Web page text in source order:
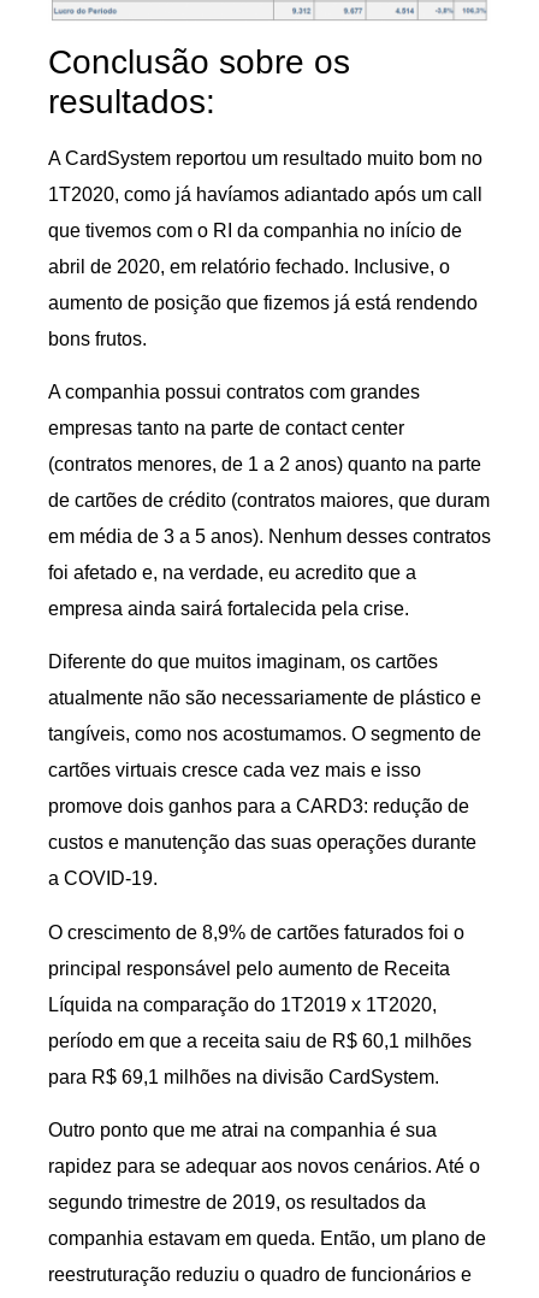
Conclusão sobre os
resultados:
A CardSystem reportou um resultado muito bom no
1T2020, como já havíamos adiantado após um call
que tivemos com o RI da companhia no início de
abril de 2020, em relatório fechado. Inclusive, o
aumento de posição que fizemos já está rendendo
bons frutos.
A companhia possui contratos com grandes
empresas tanto na parte de contact center
(contratos menores, de 1 a 2 anos) quanto na parte
de cartões de crédito (contratos maiores, que duram
em média de 3 a 5 anos). Nenhum desses contratos
foi afetado e, na verdade, eu acredito que a
empresa ainda sairá fortalecida pela crise.
Diferente do que muitos imaginam, os cartões
atualmente não são necessariamente de plástico e
tangíveis, como nos acostumamos. O segmento de
cartões virtuais cresce cada vez mais e isso
promove dois ganhos para a CARD3: redução de
custos e manutenção das suas operações durante
a COVID-19.
O crescimento de 8,9% de cartões faturados foi o
principal responsável pelo aumento de Receita
Líquida na comparação do 1T2019 x 1T2020,
período em que a receita saiu de R$ 60,1 milhões
para R$ 69,1 milhões na divisão CardSystem.
Outro ponto que me atrai na companhia é sua
rapidez para se adequar aos novos cenários. Até o
segundo trimestre de 2019, os resultados da
companhia estavam em queda. Então, um plano de
reestruturação reduziu o quadro de funcionários e